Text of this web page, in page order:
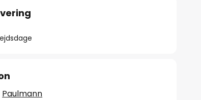
Paulmann